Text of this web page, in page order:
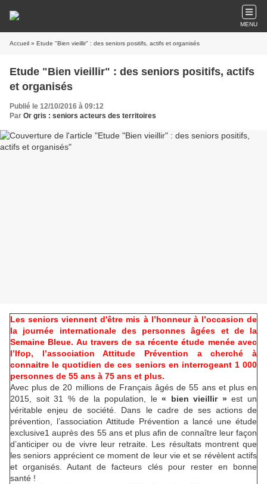
MENU
Accueil » Etude "Bien vieillir" : des seniors positifs, actifs et organisés
Etude "Bien vieillir" : des seniors positifs, actifs
et organisés
Publié le 12/10/2016 à 09:12
Par Or gris : seniors acteurs des territoires
Les seniors viennent d'être mis à l’honneur à l’occasion de
la journée internationale des personnes âgées et de la
Semaine Bleue. Au travers de sa récente étude menée avec
l’Ifop, l’association Attitude Prévention a cherché à
connaitre le quotidien de ces seniors en interrogeant 1 000
personnes de 55 ans à 75 ans et plus.
Avec plus de 20 millions de Français âgés de 55 ans et plus en
2015, soit 31 % de la population, le« bien vieillir »est un
véritable enjeu de société. Dans le cadre de ses actions de
prévention, l’association Attitude Prévention a lancé une étude
exclusive1 auprès des 55 ans et plus afin de connaître leur façon
d’anticiper ou de vivre leur retraite. Les résultats montrent que
les seniors apprécient ce moment de leur vie et se révèlent actifs
et organisés. Autant de facteurs clés pour rester en bonne
santé !